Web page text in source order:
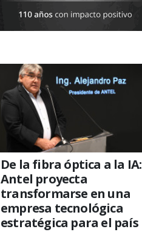
De la fibra óptica a la IA:
Antel proyecta
transformarse en una
empresa tecnológica
estratégica para el país